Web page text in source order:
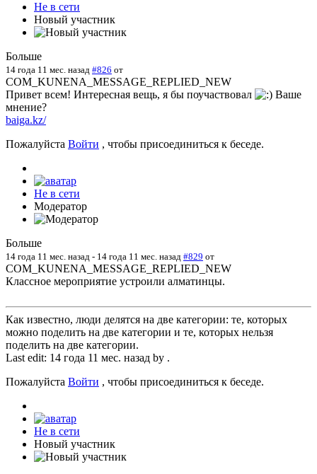
Не в сети
Новый участник
Больше
14 года 11 мес. назад #826 от
COM_KUNENA_MESSAGE_REPLIED_NEW
Привет всем! Интересная вещь, я бы поучаствовал
Ваше
мнение?
baiga.kz/
Пожалуйста Войти , чтобы присоединиться к беседе.
Не в сети
Модератор
Больше
14 года 11 мес. назад - 14 года 11 мес. назад #829 от
COM_KUNENA_MESSAGE_REPLIED_NEW
Классное мероприятие устроили алматинцы.
Как известно, люди делятся на две категории: те, которых
можно поделить на две категории и те, которых нельзя
поделить на две категории.
Last edit: 14 года 11 мес. назад by .
Пожалуйста Войти , чтобы присоединиться к беседе.
Не в сети
Новый участник